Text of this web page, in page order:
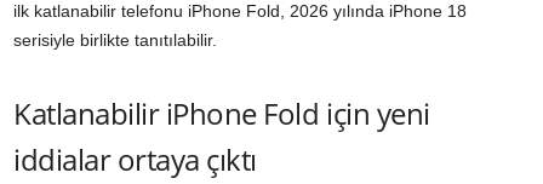
ilk katlanabilir telefonu iPhone Fold, 2026 yılında iPhone 18
serisiyle birlikte tanıtılabilir.
Katlanabilir iPhone Fold için yeni
iddialar ortaya çıktı